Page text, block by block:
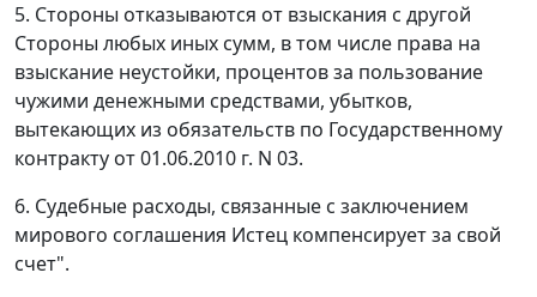
5. Стороны отказываются от взыскания с другой
Стороны любых иных сумм, в том числе права на
взыскание неустойки, процентов за пользование
чужими денежными средствами, убытков,
вытекающих из обязательств по Государственному
контракту от 01.06.2010 г. N 03.
6. Судебные расходы, связанные с заключением
мирового соглашения Истец компенсирует за свой
счет".